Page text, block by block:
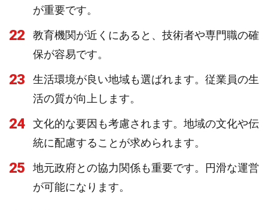
が重要です。
22
教育機関が近くにあると、技術者や専門職の確
保が容易です。
23
生活環境が良い地域も選ばれます。従業員の生
活の質が向上します。
24
文化的な要因も考慮されます。地域の文化や伝
統に配慮することが求められます。
25
地元政府との協力関係も重要です。円滑な運営
が可能になります。